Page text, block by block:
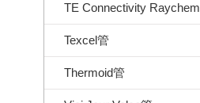
TE Connectivity Raychem
Texcel管
Thermoid管